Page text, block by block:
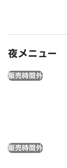
夜メニュ
販売時間外
販売時間外